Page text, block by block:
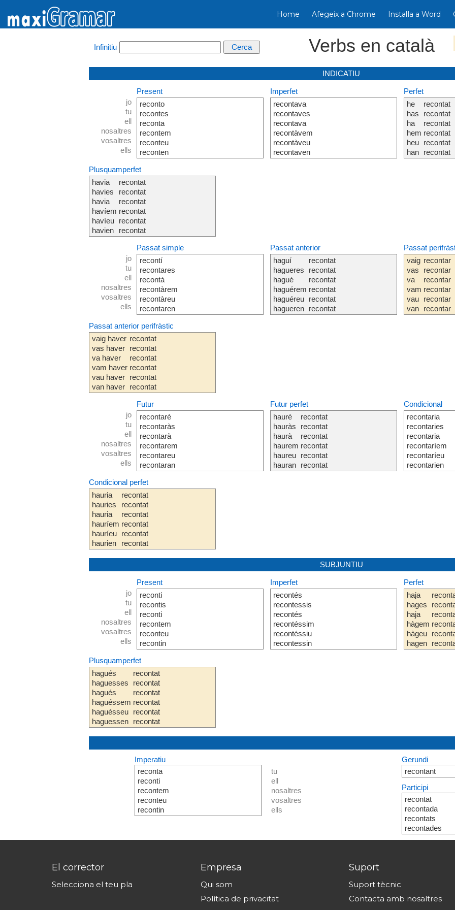
Home Afegeix a Chrome Instal·la a Word
Infinitiu Verbs en català
INDICATIU
jo
tu
ell
nosaltres
vosaltres
ells
Present
reconto
recontes
reconta
recontem
reconteu
reconten
Imperfet
recontava
recontaves
recontava
recontàvem
recontàveu
recontaven
Perfet
he
has
ha
hem
heu
han
recontat
recontat
recontat
recontat
recontat
recontat
Plusquamperfet
havia
havies
havia
havíem
havíeu
havien
recontat
recontat
recontat
recontat
recontat
recontat
jo
tu
ell
nosaltres
vosaltres
ells
Passat simple
recontí
recontares
recontà
recontàrem
recontàreu
recontaren
Passat anterior
haguí
hagueres
hagué
haguérem
haguéreu
hagueren
recontat
recontat
recontat
recontat
recontat
recontat
Passat
vaig
vas
va
vam
vau
van
recontar
recontar
recontar
recontar
recontar
recontar
Passat anterior perifràstic
vaig haver
vas haver
va haver
vam haver
vau haver
van haver
recontat
recontat
recontat
recontat
recontat
recontat
jo
tu
ell
nosaltres
vosaltres
ells
Futur
recontaré
recontaràs
recontarà
recontarem
recontareu
recontaran
Futur perfet
hauré
hauràs
haurà
haurem
haureu
hauran
recontat
recontat
recontat
recontat
recontat
recontat
Condicional
recontaria
recontaries
recontaria
recontaríem
recontaríeu
recontarien
Condicional perfet
hauria
hauries
hauria
hauríem
hauríeu
haurien
recontat
recontat
recontat
recontat
recontat
recontat
SUBJUNTIU
jo
tu
ell
nosaltres
vosaltres
ells
Present
reconti
recontis
reconti
recontem
reconteu
recontin
Imperfet
recontés
recontessis
recontés
recontéssim
recontéssiu
recontessin
Perfet
haja
hages
haja
hàgem
hàgeu
hagen
Plusquamperfet
hagués
haguesses
hagués
haguéssem
haguésseu
haguessen
recontat
recontat
recontat
recontat
recontat
recontat
Imperatiu
reconta
reconti
recontem
reconteu
recontin
tu
ell
nosaltres
vosaltres
ells
Gerundi
recontant
Participi
recontat
recontada
recontats
recontades
El corrector
Selecciona el teu pla
Empresa
Qui som
Política de privacitat
Suport
Suport tècnic
Contacta amb nosaltres